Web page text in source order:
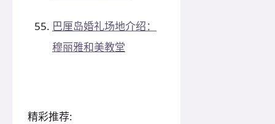
巴厘岛婚礼场地介绍：
穆丽雅和美教堂
精彩推荐: